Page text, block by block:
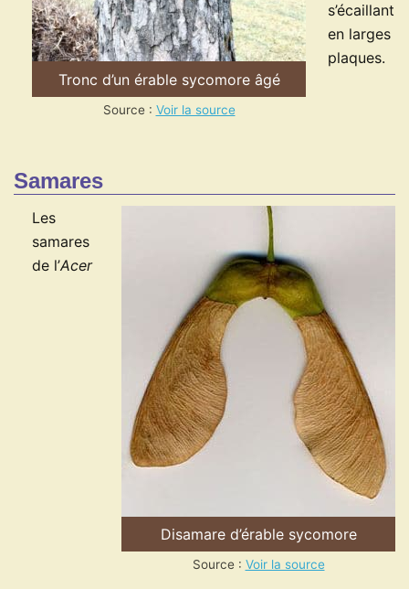
Tronc d’un érable sycomore âgé
Source : Voir la source
s’écaillant
en larges
plaques.
Samares
Disamare d’érable sycomore
Source : Voir la source
Les
samares
de l’Acer